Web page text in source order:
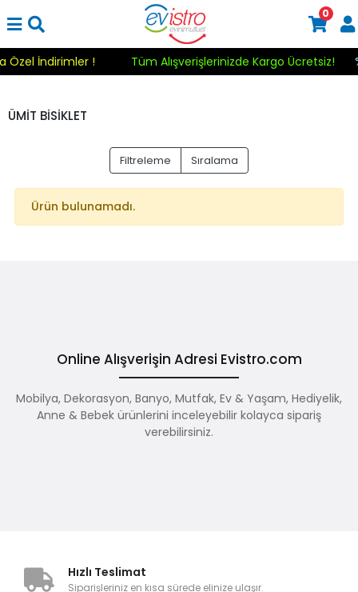
Özel İndirimler ! Tüm Alışverişlerinizde Kargo Ücretsiz!
0
ÜMİT BİSİKLET
Filtreleme Sıralama
Ürün bulunamadı.
Online Alışverişin Adresi Evistro.com
Mobilya, Dekorasyon, Banyo, Mutfak, Ev & Yaşam, Hediyelik,
Anne & Bebek ürünlerini inceleyebilir kolayca sipariş
verebilirsiniz.
Hızlı Teslimat
Siparişleriniz en kısa sürede elinize ulaşır.